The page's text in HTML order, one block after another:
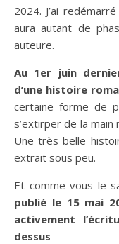
2024. J’ai
aura autant de
auteure.
Au 1er juin
d’une histoire
certaine forme de
s’extirper de la main
Une très belle
extrait sous peu.
Et comme vous le
publié le 15 mai
activement
dessus